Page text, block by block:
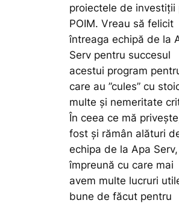
proiectele de investiții
POIM. Vreau să felicit
întreaga echipă de la
Serv pentru succesul
acestui program
care au ”cules” cu
multe și nemeritate
În ceea ce mă
fost și rămân alături
echipa de la Apa Serv,
împreună cu care mai
avem multe lucruri
bune de făcut pentru